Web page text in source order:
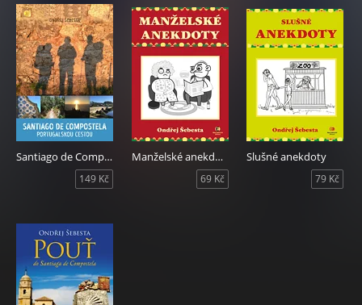
Santiago de Compostela portugalskou cestou
149 Kč
Manželské anekdoty
69 Kč
Slušné anekdoty
79 Kč